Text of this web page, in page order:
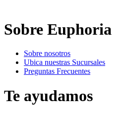
Sobre Euphoria
Sobre nosotros
Ubica nuestras Sucursales
Preguntas Frecuentes
Te ayudamos